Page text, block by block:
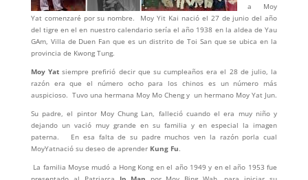
a Moy
Yat comenzaré por su nombre. Moy Yit Kai nació el 27 de junio del año
del tigre en el en nuestro calendario sería el año 1938 en la aldea de Yau
GAm, Villa de Duen Fan que es un distrito de Toi San que se ubica en la
provincia de Kwong Tung.
Moy Yatsiempre prefirió decir que su cumpleaños era el 28 de julio, la
razón era que el número ocho para los chinos es un número más
auspicioso. Tuvo una hermana Moy Mo Cheng y un hermano Moy Yat Jun.
Su padre, el pintor Moy Chung Lan, falleció cuando el era muy niño y
dejando un vació muy grande en su familia y en especial la imagen
paterna. En esa falta de su padre muchos ven la razón porla cual
MoyYatnació su deseo de aprender Kung Fu.
La familia Moyse mudó a Hong Kong en el año 1949 y en el año 1953 fue